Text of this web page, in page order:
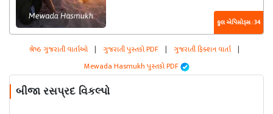
કુલ એપિસોડ્સ : 34
શ્રેષ્ઠ ગુજરાતી વાર્તાઓ | ગુજરાતી પુસ્તકો PDF | ગુજરાતી ફિક્શન વાર્તા |
Mewada Hasmukh પુસ્તકો PDF
બીજા રસપ્રદ વિકલ્પો